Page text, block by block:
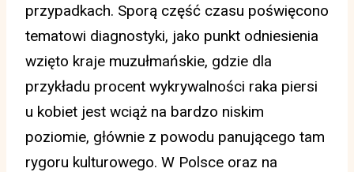
przypadkach. Sporą część czasu poświęcono
tematowi diagnostyki, jako punkt odniesienia
wzięto kraje muzułmańskie, gdzie dla
przykładu procent wykrywalności raka piersi
u kobiet jest wciąż na bardzo niskim
poziomie, głównie z powodu panującego tam
rygoru kulturowego. W Polsce oraz na